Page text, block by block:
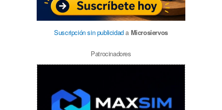
Suscripción sin publicidada Microsiervos
Patrocinadores